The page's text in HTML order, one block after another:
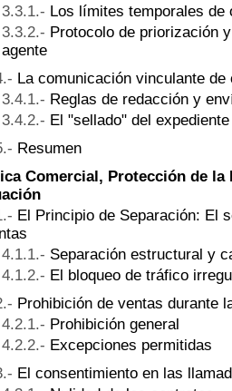
Los límites temporales de
Protocolo de priorización
agente
La comunicación vinculante de
Reglas de redacción y
El "sellado" del
Resumen
Comercial, Protección de la
El Principio de Separación: El
Separación estructural y
El bloqueo de tráfico
Prohibición de ventas durante
Prohibición general
Excepciones permitidas
El consentimiento en las